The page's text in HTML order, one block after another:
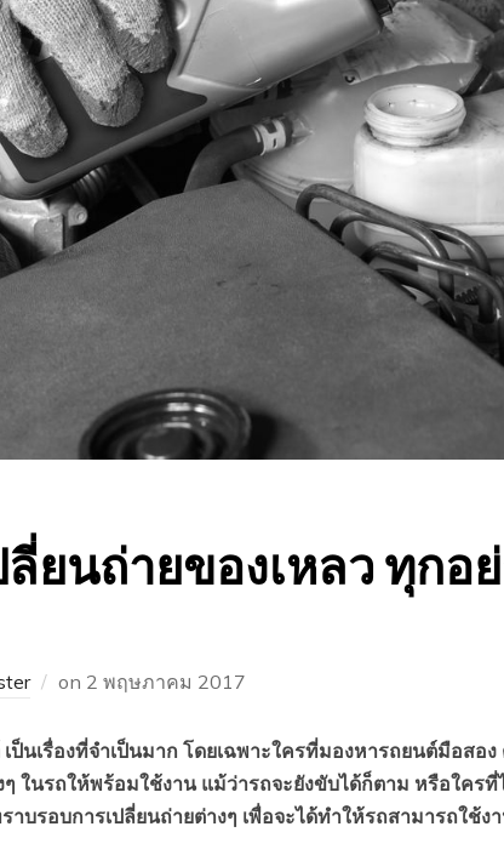
ลี่ยนถ่ายของเหลว ทุกอ
on 2 พฤษภาคม 2017
ป็นเรื่องที่จำเป็นมาก โดยเฉพาะใครที่มองหารถยนต์มือสอ
ในรถให้พร้อมใช้งาน แม้ว่ารถจะยังขับได้ก็ตาม หรือใคร
บรอบการเปลี่ยนถ่ายต่างๆ เพื่อจะได้ทำให้รถสามารถใช้ง